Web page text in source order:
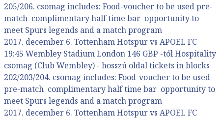
205/206. csomag includes: Food-voucher to be used pre-
match complimentary half time bar opportunity to
meet Spurs legends and a match program
2017. december 6. Tottenham Hotspur vs APOEL FC
19:45 Wembley Stadium London 146 GBP -tól Hospitality
csomag (Club Wembley) - hosszú oldal tickets in blocks
202/203/204. csomag includes: Food-voucher to be used
pre-match complimentary half time bar opportunity to
meet Spurs legends and a match program
2017. december 6. Tottenham Hotspur vs APOEL FC